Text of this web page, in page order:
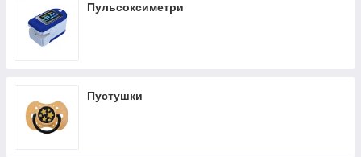
Пульсоксиметри
Пустушки